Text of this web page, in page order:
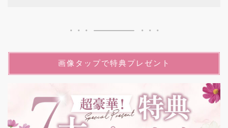
画像タップで特典プレゼント